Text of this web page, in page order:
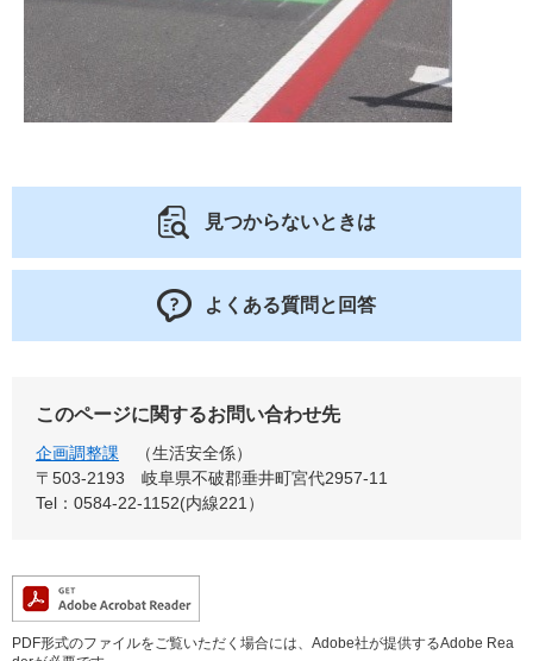
見つからないときは
よくある質問と回答
このページに関するお問い合わせ先
企画調整課
生活安全係
〒503-2193
岐阜県不破郡垂井町宮代2957-11
Tel：0584-22-1152(内線221）
PDF形式のファイルをご覧いただく場合には、Adobe社が提供するAdobe Rea